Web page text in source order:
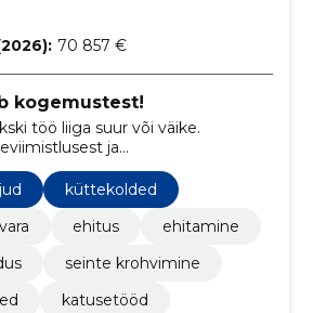
70 857 €
kogemustest!
töö liiga suur või väike.
ja
kuni projekti alusel hoone
ka võtmed-kätte lahendusi!
küttekolded
ehitus
ehitamine
seinte krohvimine
katusetööd